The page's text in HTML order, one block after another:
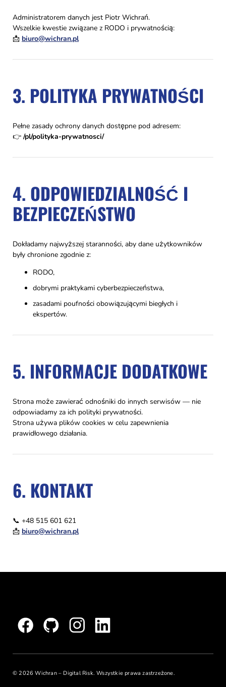
Administratorem danych jest Piotr Wichrań.
Wszelkie kwestie związane z RODO i prywatnością:
📩 biuro@wichran.pl
3. POLITYKA PRYWATNOŚCI
Pełne zasady ochrony danych dostępne pod adresem:
👉 /pl/polityka-prywatnosci/
4. ODPOWIEDZIALNOŚĆ I
BEZPIECZEŃSTWO
Dokładamy najwyższej staranności, aby dane użytkowników
były chronione zgodnie z:
RODO,
dobrymi praktykami cyberbezpieczeństwa,
zasadami poufności obowiązującymi biegłych i
ekspertów.
5. INFORMACJE DODATKOWE
Strona może zawierać odnośniki do innych serwisów — nie
odpowiadamy za ich polityki prywatności.
Strona używa plików cookies w celu zapewnienia
prawidłowego działania.
6. KONTAKT
📞 +48 515 601 621
📩 biuro@wichran.pl
© 2026 Wichran – Digital Risk. Wszystkie prawa zastrzeżone.